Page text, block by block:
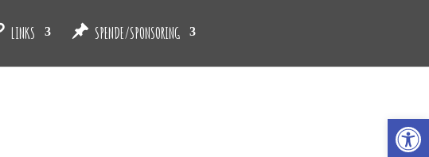
LINKS SPENDE/SPONSORING